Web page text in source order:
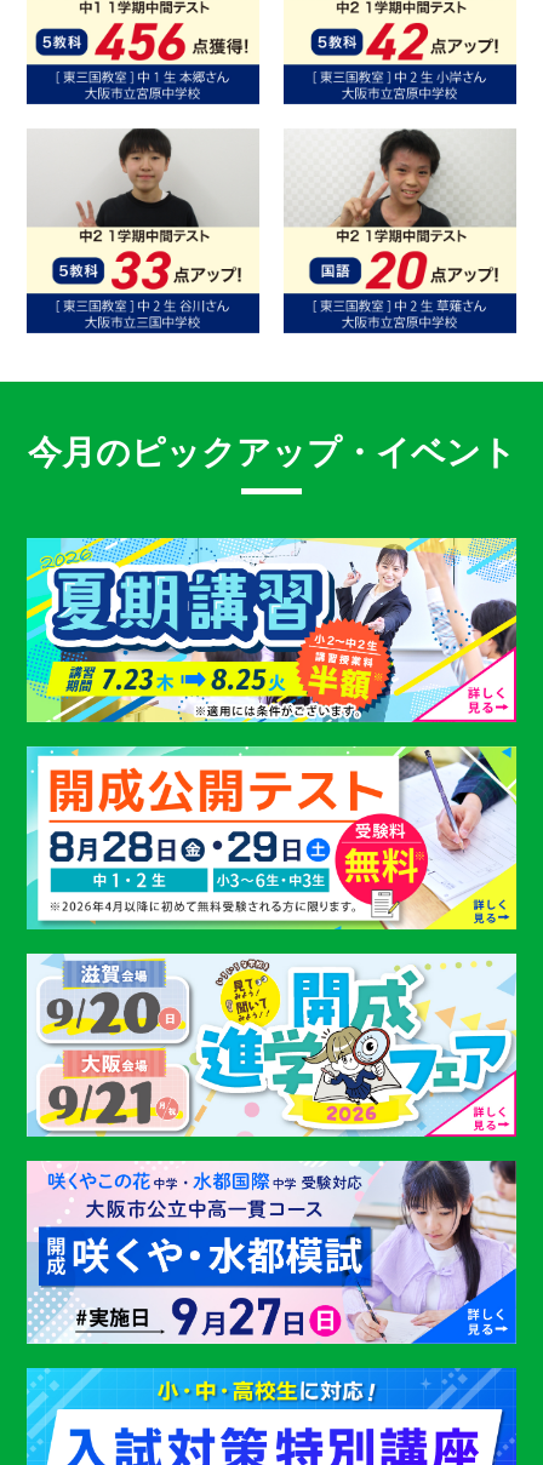
今月のピックアップ・イベント